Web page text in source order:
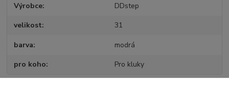
Výrobce DDstep
velikost 31
barva modrá
pro koho Pro kluky